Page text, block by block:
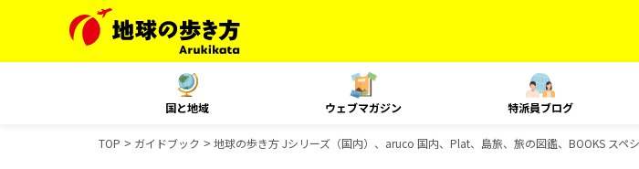
国と地域 ウェブマガジン 特派員ブログ
TOP ガイドブック 地球の歩き方 Jシリーズ（国内）、aruco 国内、Plat、島旅、旅の図鑑、BOOKS スペ